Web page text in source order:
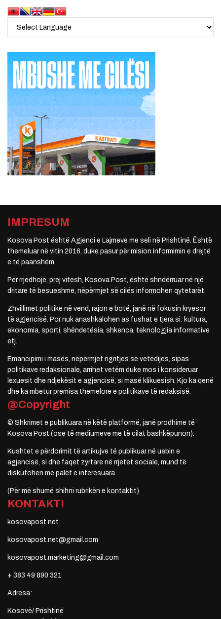
IMPRESUM
Kosova Post është Agjenci e Lajmeve me seli në Prishtinë. Është
themeluar në vitin 2016, duke pasur për mision informimin e drejtë
e të paanshëm.
Për rrjedhojë, prej vitesh, Kosova Post, është shndërruar në një
dritare të besueshme, nëpërmjet së cilës informohen qytetarët.
Zhvillimet politike në vend, rajon e botë, janë në fokusin kryesor
të agjencisë. Por nuk anashkalohen as fushat e tjera si: kultura,
ekonomia, sporti, shëndetësia, shkenca, teknologjia informative
etj.
Emancipimi i masës, nëpërmjet ngritjes së vetëdijes, sipas
politikave redaksionale, arrihet vetëm duke mos i konsideruar
lexuesit dhe ndjekësit e agjencisë, si masë klikuesish. Kjo ka qenë
dhe ka mbetur premisa themelore e politikave të redaksisë.
@Copyright
© Shkrimet e publikuara në këtë platformë, janë prodhime të
Kosova Post (ose të mediumeve me të cilat bashkëpunon).
Kushtet e përdorimit të artikujve të publikuar në uebin e
agjencisë, si dhe faqet zyrtare në rrjetet sociale, mund të
diskutohen me palët e interesuara.
(Për më shumë shihni rubrikën e kontaktit)
KONTAKTI
kosovapost.net
kosovapost.net@gmail.com
kosovapost.marketing@gmail.com
+ 383 49 890 321
Adresa:
Kosovë/ Prishtinë